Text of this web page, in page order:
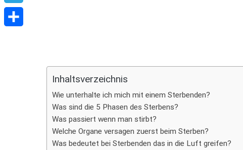
Inhaltsverzeichnis
Wie unterhalte ich mich mit einem Sterbenden?
Was sind die 5 Phasen des Sterbens?
Was passiert wenn man stirbt?
Welche Organe versagen zuerst beim Sterben?
Was bedeutet bei Sterbenden das in die Luft greifen?
Telegram